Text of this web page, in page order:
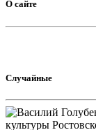
О сайте
Случайные